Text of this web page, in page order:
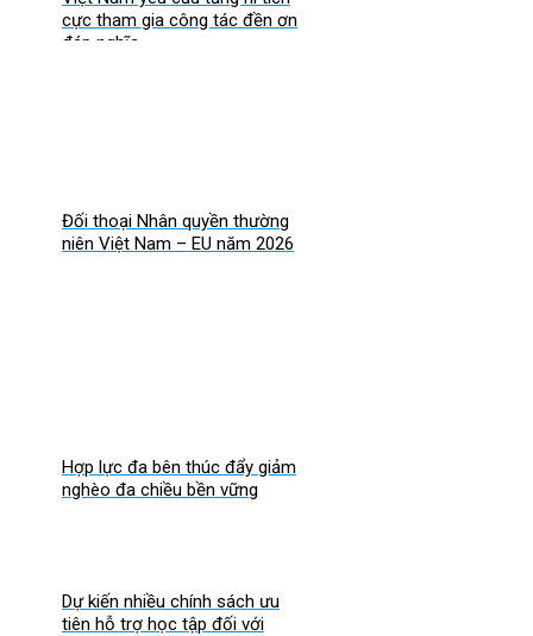
cực tham gia công tác đền ơn
đáp nghĩa
Đối thoại Nhân quyền thường
niên Việt Nam – EU năm 2026
Hợp lực đa bên thúc đẩy giảm
nghèo đa chiều bền vững
Dự kiến nhiều chính sách ưu
tiên hỗ trợ học tập đối với